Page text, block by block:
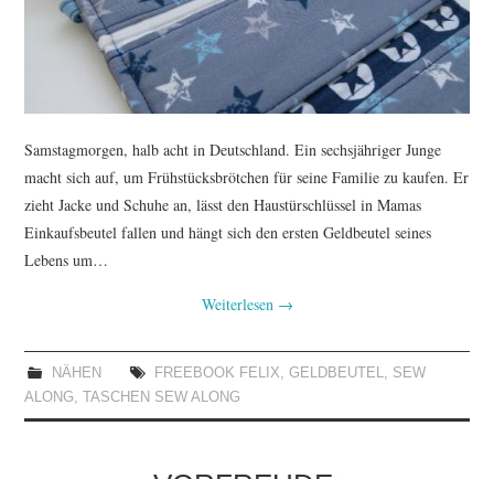
Samstagmorgen, halb acht in Deutschland. Ein sechsjähriger Junge
macht sich auf, um Frühstücksbrötchen für seine Familie zu kaufen. Er
zieht Jacke und Schuhe an, lässt den Haustürschlüssel in Mamas
Einkaufsbeutel fallen und hängt sich den ersten Geldbeutel seines
Lebens um…
Weiterlesen →
NÄHEN FREEBOOK FELIX, GELDBEUTEL, SEW
ALONG, TASCHEN SEW ALONG